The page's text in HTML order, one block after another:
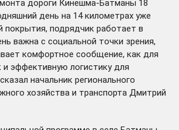
дороги Кинешма-Батманы 18
день на 14 километрах уже
покрытия, подрядчик работает в
важна с социальной точки зрения,
комфортное сообщение, как для
и эффективную логистику для
начальник регионального
хозяйства и транспорта Дмитрий